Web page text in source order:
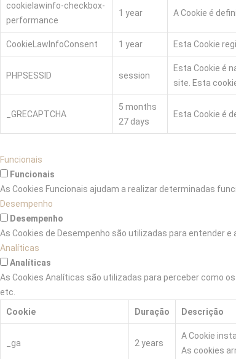
cookielawinfo-checkbox-
performance
1 year A Cookie é
CookieLawInfoConsent 1 year Esta Cookie
PHPSESSID session
Esta Cookie é
site. Esta
_GRECAPTCHA
5 months
27 days
Esta Cookie é
Funcionais
Funcionais
As Cookies Funcionais ajudam a realizar determinadas
Desempenho
Desempenho
As Cookies de Desempenho são utilizadas para entender
Analíticas
Analíticas
As Cookies Analíticas são utilizadas para perceber como
etc.
Cookie
Duração Descrição
_ga 2 years
A Cookie
As cookies